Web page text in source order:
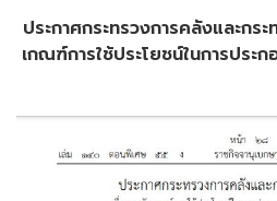
ประกาศกระทรวงการคลังและกร
เกณฑ์การใช้ประโยชน์ในการปร